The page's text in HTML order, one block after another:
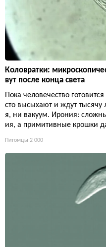
Коловратки:
вут после конца света
Пока человечество
сто высыхают и ждут
я, ни вакуум. Ирония:
ия, а примитивные крошки
Питомцы 2 000